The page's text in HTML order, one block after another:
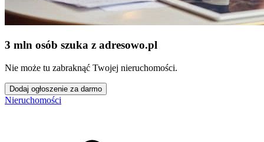
3 mln osób szuka z adresowo.pl
Nie może tu zabraknąć Twojej nieruchomości.
Dodaj ogłoszenie za darmo
Nieruchomości